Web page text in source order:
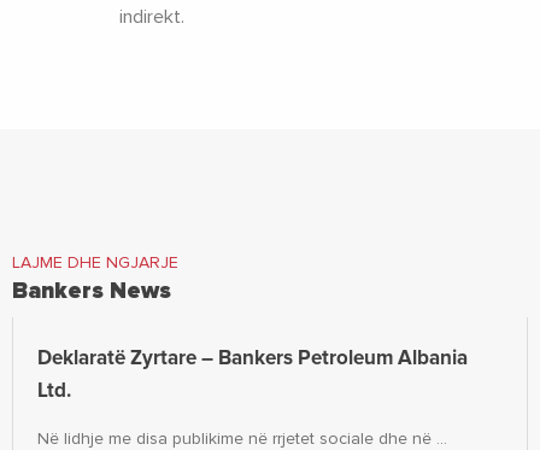
indirekt.
LAJME DHE NGJARJE
Bankers News
Deklaratë Zyrtare – Bankers Petroleum Albania
Ltd.
Në lidhje me disa publikime në rrjetet sociale dhe në ...